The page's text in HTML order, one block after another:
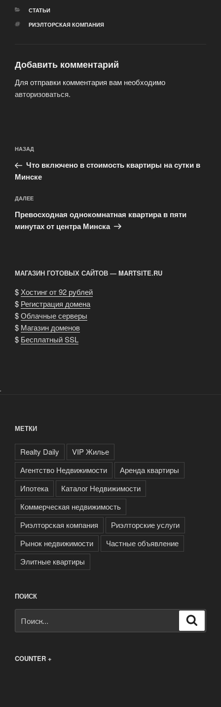
РУБРИКИ
СТАТЬИ
МЕТКИ
РИЭЛТОРСКАЯ КОМПАНИЯ
Добавить комментарий
Для отправки комментария вам необходимо
авторизоваться.
по
записям
Предыдущая
запись:
НАЗАД
Что включено в стоимость квартиры на сутки в
Минске
Следующая
запись
ДАЛЕЕ
Превосходная однокомнатная квартира в пяти
минутах от центра Минска
МАГАЗИН ГОТОВЫХ САЙТОВ — MARTSITE.RU
$Хостинг от 92 рублей
$ Регистрация домена
$Облачные серверы
$ Магазин доменов
$ Бесплатный SSL
.
МЕТКИ
Realty Daily
VIP Жилье
Агентство Недвижимости
Аренда квартиры
Ипотека
Каталог Недвижимости
Коммерческая недвижимость
Риэлторская компания
Риэлторские услуги
Рынок недвижимости
Частные объявление
Элитные квартиры
ПОИСК
COUNTER +